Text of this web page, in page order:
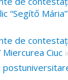
“Segítő
de
Miercurea Ciuc